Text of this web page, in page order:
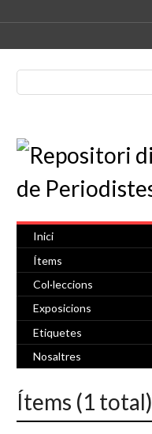
Inici
Ítems
Col·leccions
Exposicions
Etiquetes
Nosaltres
Ítems (1 total)